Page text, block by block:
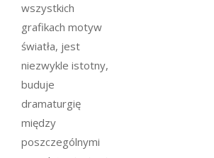
wszystkich
grafikach motyw
światła, jest
niezwykle istotny,
buduje
dramaturgię
między
poszczególnymi